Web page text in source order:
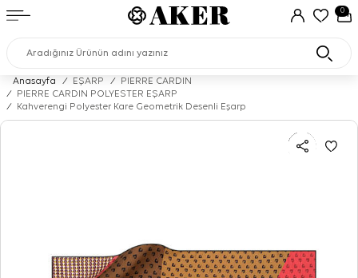
0
Anasayfa / EŞARP /
PIERRE CARDIN
/
PIERRE CARDIN POLYESTER EŞARP
/
Kahverengi Polyester Kare Geometrik Desenli Eşarp